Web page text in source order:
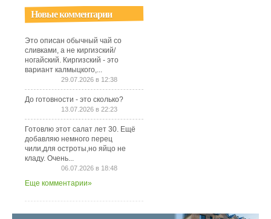
Новые комментарии
Это описан обычный чай со
сливками, а не киргизский/
ногайский. Киргизский - это
вариант калмыцкого,...
29.07.2026 в 12:38
До готовности - это сколько?
13.07.2026 в 22:23
Готовлю этот салат лет 30. Ещё
добавляю немного перец
чили,для остроты,но яйцо не
кладу. Очень...
06.07.2026 в 18:48
Еще комментарии»